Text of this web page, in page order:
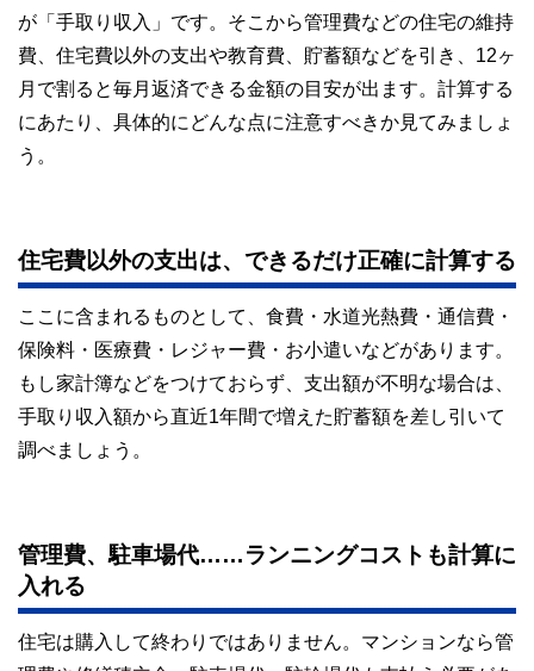
が「手取り収入」です。そこから管理費などの住宅の維持
費、住宅費以外の支出や教育費、貯蓄額などを引き、12ヶ
月で割ると毎月返済できる金額の目安が出ます。計算する
にあたり、具体的にどんな点に注意すべきか見てみましょ
う。
住宅費以外の支出は、できるだけ正確に計算する
ここに含まれるものとして、食費・水道光熱費・通信費・
保険料・医療費・レジャー費・お小遣いなどがあります。
もし家計簿などをつけておらず、支出額が不明な場合は、
手取り収入額から直近1年間で増えた貯蓄額を差し引いて
調べましょう。
管理費、駐車場代……ランニングコストも計算に
入れる
住宅は購入して終わりではありません。マンションなら管